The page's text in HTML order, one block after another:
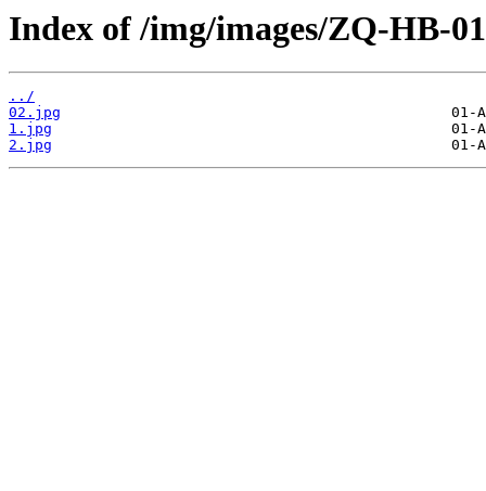
Index of /img/images/ZQ-HB-
../
02.jpg
1.jpg
2.jpg